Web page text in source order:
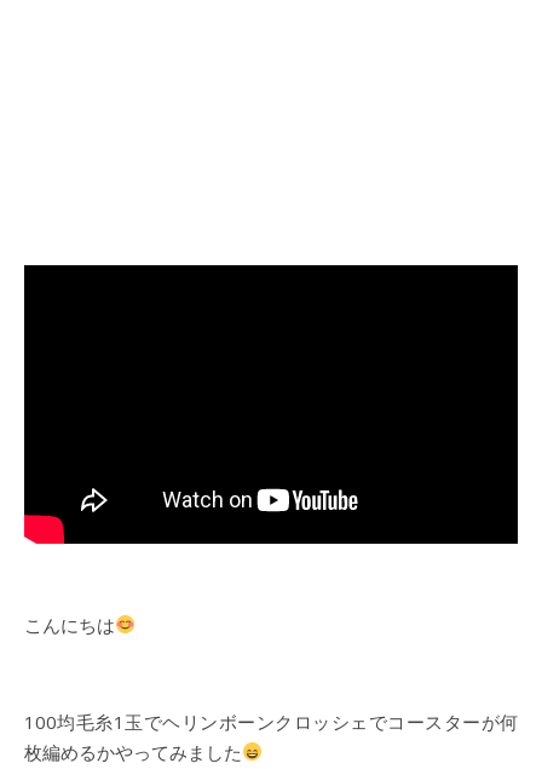
こんにちは
100均毛糸1玉でヘリンボーンクロッシェでコースターが何
枚編めるかやってみました